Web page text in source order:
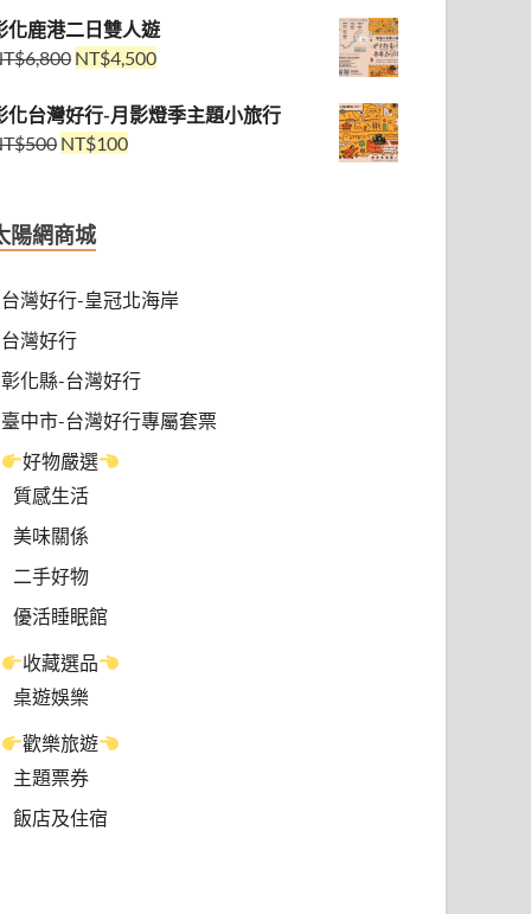
化鹿港二日雙人遊
6,800 NT$4,500
化台灣好行-月影燈季主題小旅行
500 NT$100
陽網商城
台灣好行-皇冠北海岸
台灣好行
彰化縣-台灣好行
臺中市-台灣好行專屬套票
好物嚴選
質感生活
美味關係
二手好物
優活睡眠館
收藏選品
桌遊娛樂
歡樂旅遊
主題票券
飯店及住宿